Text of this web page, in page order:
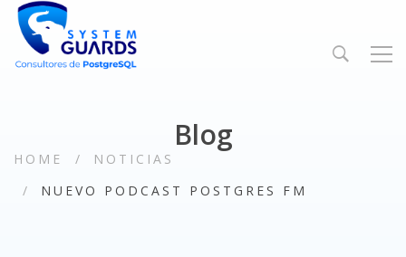
Blog
HOME
NOTICIAS
NUEVO PODCAST POSTGRES FM